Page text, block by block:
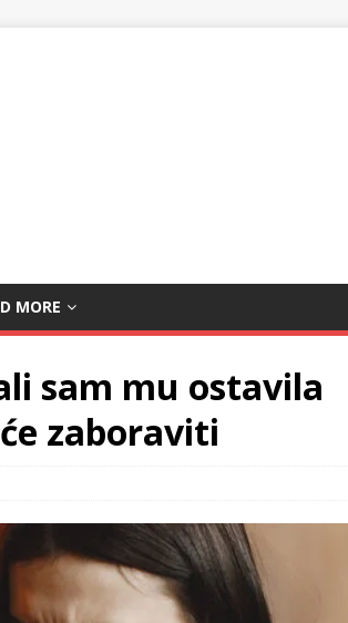
MORE
sam mu ostavila
zaboraviti